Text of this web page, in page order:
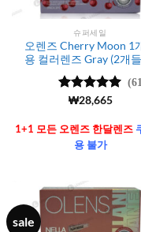
슈퍼세일
오렌즈 Cherry Moon 1
용 컬러렌즈 Gray (2개
5 중에서
가됨
₩28,665
1+1 모든 오렌즈 한달렌즈
용 불가
sale